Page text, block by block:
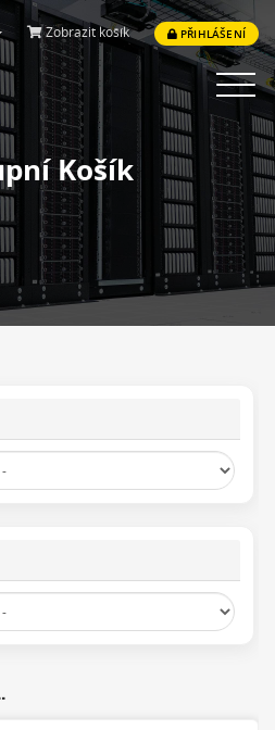
Zobrazit košík PŘIHLÁŠENÍ
Toggle
Košík